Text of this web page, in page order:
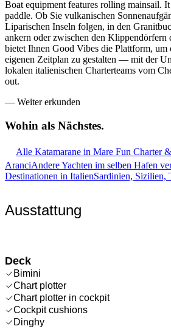
Boat equipment features rolling mainsail. It
paddle. Ob Sie vulkanischen
Liparischen Inseln folgen, in den
ankern oder zwischen den Klippendörfern
bietet Ihnen Good Vibes die Plattform, um
eigenen Zeitplan zu gestalten — mit der
lokalen italienischen Charterteams vom
out.
— Weiter erkunden
Wohin als Nächstes.
Alle Katamarane in Mare Fun Charter
AranciAndere Yachten im selben Hafen
Destinationen in ItalienSardinien, Sizilien,
Ausstattung
Deck
Bimini
Chart plotter
Chart plotter in cockpit
Cockpit cushions
Dinghy